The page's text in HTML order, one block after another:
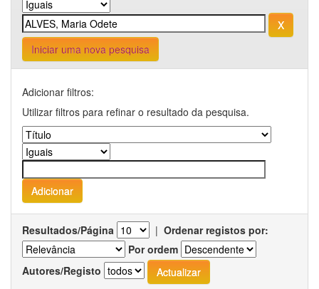
Iniciar uma nova pesquisa
Adicionar filtros:
Utilizar filtros para refinar o resultado da pesquisa.
Resultados/Página | Ordenar registos por:
Por ordem
Autores/Registo